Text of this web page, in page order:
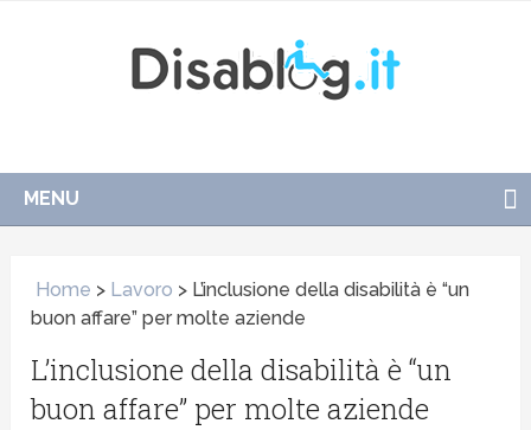
MENU
Home > Lavoro > L’inclusione della disabilità è “un
buon affare” per molte aziende
L’inclusione della disabilità è “un
buon affare” per molte aziende